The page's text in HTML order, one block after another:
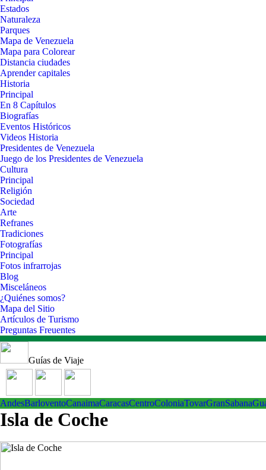
Estados
Naturaleza
Parques
Mapa de Venezuela
Mapa para Colorear
Distancia ciudades
Aprender capitales
Historia
Principal
En 8 Capítulos
Biografías
Eventos Históricos
Videos Historia
Presidentes de Venezuela
Juego de los Presidentes de Venezuela
Cultura
Principal
Religión
Sociedad
Arte
Refranes
Tradiciones
Fotografías
Principal
Fotos infrarrojas
Blog
Misceláneos
¿Quiénes somos?
Mapa del Sitio
Artículos de Turismo
Preguntas Freuentes
Guías de Viaje
AndesBarloventoCanaimaCaracasCentroColoniaTovarGranSabana
Isla de Coche